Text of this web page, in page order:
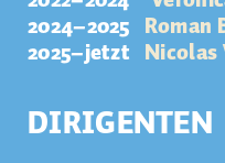
2024–2025 Roman
2025–jetzt Nicolas
DIRIGENTEN